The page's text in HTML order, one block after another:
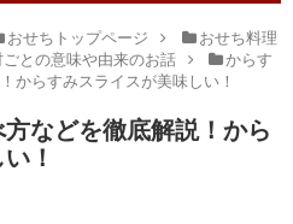
おせちトップページ
おせち料理
との意味や由来のお話
からす
からすみスライスが美味しい！
などを徹底解説！から
！